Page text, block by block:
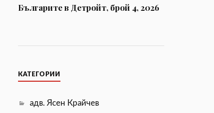
Българите в Детройт, брой 4, 2026
КАТЕГОРИИ
адв. Ясен Крайчев